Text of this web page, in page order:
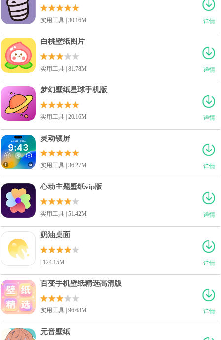
详情
实用工具 | 30.16M
详情
白桃壁纸图片
实用工具 | 81.78M
详情
梦幻壁纸星球手机版
实用工具 | 20.16M
详情
灵动锁屏
实用工具 | 36.27M
详情
心动主题壁纸vip版
实用工具 | 51.42M
详情
奶油桌面
| 124.15M
详情
百变手机壁纸精选高清版
实用工具 | 96.68M
元音壁纸